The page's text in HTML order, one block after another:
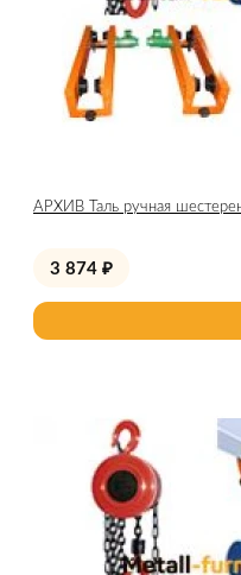
АРХИВ Таль ручная
3 874 ₽